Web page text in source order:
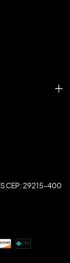
CEP: 29215-400